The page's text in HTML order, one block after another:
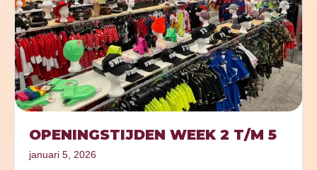
OPENINGSTIJDEN WEEK 2 T/M 5
januari 5, 2026